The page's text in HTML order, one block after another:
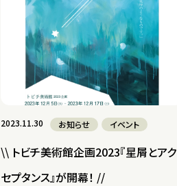
2023.11.30 お知らせ イベント
\\ トビチ美術館企画2023『星屑とアク
セプタンス』が開幕！ //